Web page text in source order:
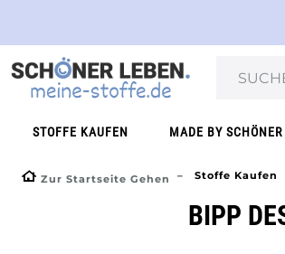
STOFFE KAUFEN MADE BY
Zur Startseite Gehen Stoffe Kaufen
BIPP